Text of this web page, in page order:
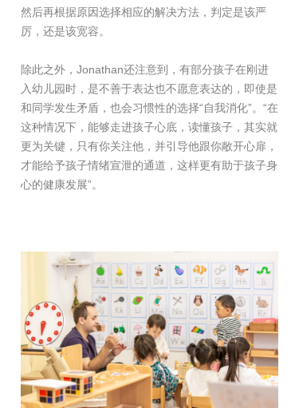
然后再根据原因选择相应的解决方法，判定是该严
厉，还是该宽容。
除此之外，Jonathan还注意到，有部分孩子在刚进
入幼儿园时，是不善于表达也不愿意表达的，即使是
和同学发生矛盾，也会习惯性的选择“自我消化”。“在
这种情况下，能够走进孩子心底，读懂孩子，其实就
更为关键，只有你关注他，并引导他跟你敞开心扉，
才能给予孩子情绪宣泄的通道，这样更有助于孩子身
心的健康发展”。